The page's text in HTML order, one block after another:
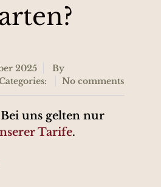
2025
By
No comments
uns gelten nur
Tarife.